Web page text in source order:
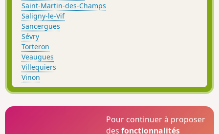
Saint-Martin-des-Champs
Saligny-le-Vif
Sancergues
Sévry
Torteron
Veaugues
Villequiers
Vinon
Pour continuer à proposer
desfonctionnalités